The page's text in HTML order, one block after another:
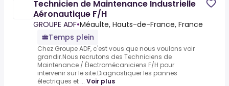
Technicien de Maintenance Industrielle
Aéronautique F/H
GROUPE ADF•Méaulte, Hauts-de-France, France
Temps plein
Chez Groupe ADF, c'est vous que nous voulons voir
grandir.Nous recrutons des Techniciens de
Maintenance / Électromécaniciens F/H pour
intervenir sur le site.Diagnostiquer les pannes
électriques et ... Voir plus